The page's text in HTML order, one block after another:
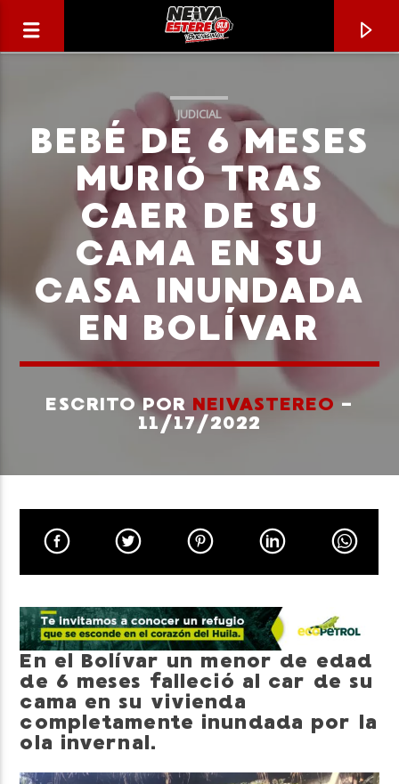
CANCIÓN ACTUAL
TÍTULO
Neiva Estereo
JUDICIAL
BEBÉ DE 6 MESES
MURIÓ TRAS
CAER DE SU
CAMA EN SU
CASA INUNDADA
EN BOLÍVAR
ESCRITO POR NEIVASTEREO -
11/17/2022
En el Bolívar un menor de edad
de 6 meses falleció al car de su
cama en su vivienda
completamente inundada por la
ola invernal.